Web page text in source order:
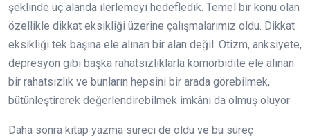
şeklinde üç alanda ilerlemeyi hedefledik. Temel bir konu olan
özellikle dikkat eksikliği üzerine çalışmalarımız oldu. Dikkat
eksikliği tek başına ele alınan bir alan değil: Otizm, anksiyete,
depresyon gibi başka rahatsızlıklarla komorbidite ele alınan
bir rahatsızlık ve bunların hepsini bir arada görebilmek,
bütünleştirerek değerlendirebilmek imkânı da olmuş oluyor
Daha sonra kitap yazma süreci de oldu ve bu süreç